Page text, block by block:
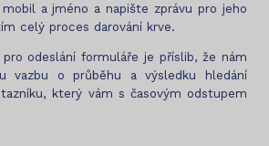
a jméno a napište zprávu pro jeho
celý proces darování krve.
odeslání formuláře je příslib, že nám
vazbu o průběhu a výsledku hledání
který vám s časovým odstupem